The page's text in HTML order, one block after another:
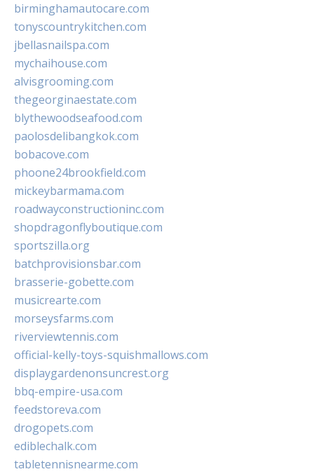
birminghamautocare.com
tonyscountrykitchen.com
jbellasnailspa.com
mychaihouse.com
alvisgrooming.com
thegeorginaestate.com
blythewoodseafood.com
paolosdelibangkok.com
bobacove.com
phoone24brookfield.com
mickeybarmama.com
roadwayconstructioninc.com
shopdragonflyboutique.com
sportszilla.org
batchprovisionsbar.com
brasserie-gobette.com
musicrearte.com
morseysfarms.com
riverviewtennis.com
official-kelly-toys-squishmallows.com
displaygardenonsuncrest.org
bbq-empire-usa.com
feedstoreva.com
drogopets.com
ediblechalk.com
tabletennisnearme.com